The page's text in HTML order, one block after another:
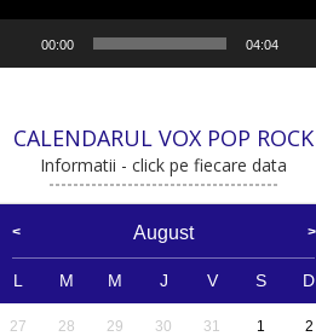
00:00 04:04
CALENDARUL VOX POP ROCK
Informatii - click pe fiecare data
August
L M M J V S D
27 28 29 30 31 1 2